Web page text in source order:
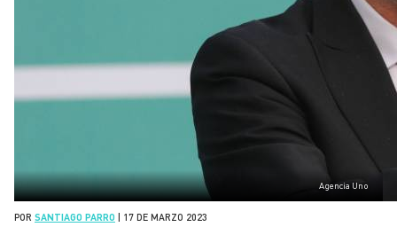
Agencia Uno
POR SANTIAGO PARRO 17 DE MARZO 2023